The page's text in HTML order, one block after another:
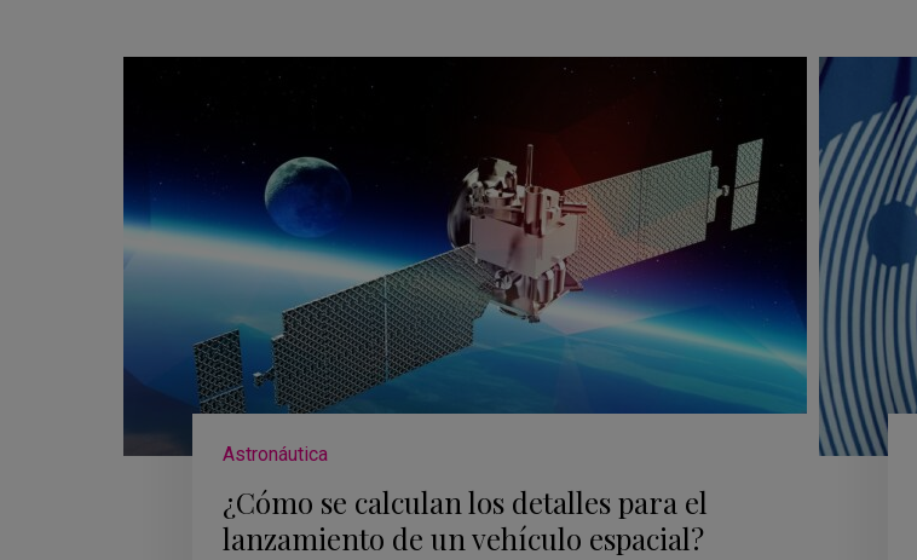
Astronáutica
¿Cómo se calculan los detalles para el
lanzamiento de un vehículo espacial?